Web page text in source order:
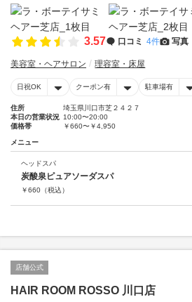
3.57 口コミ 4件 写真
美容室・ヘアサロン 理容室・床屋
日祝OK クーポン有 駐車場有
住所
埼玉県川口市芝２４２７
本日の営業状況 10:00〜20:00
価格帯
￥660〜￥4,950
メニュー
ヘッドスパ
炭酸泉ピュアソーダスパ
￥660 （税込）
店舗公式
HAIR ROOM ROSSO 川口店